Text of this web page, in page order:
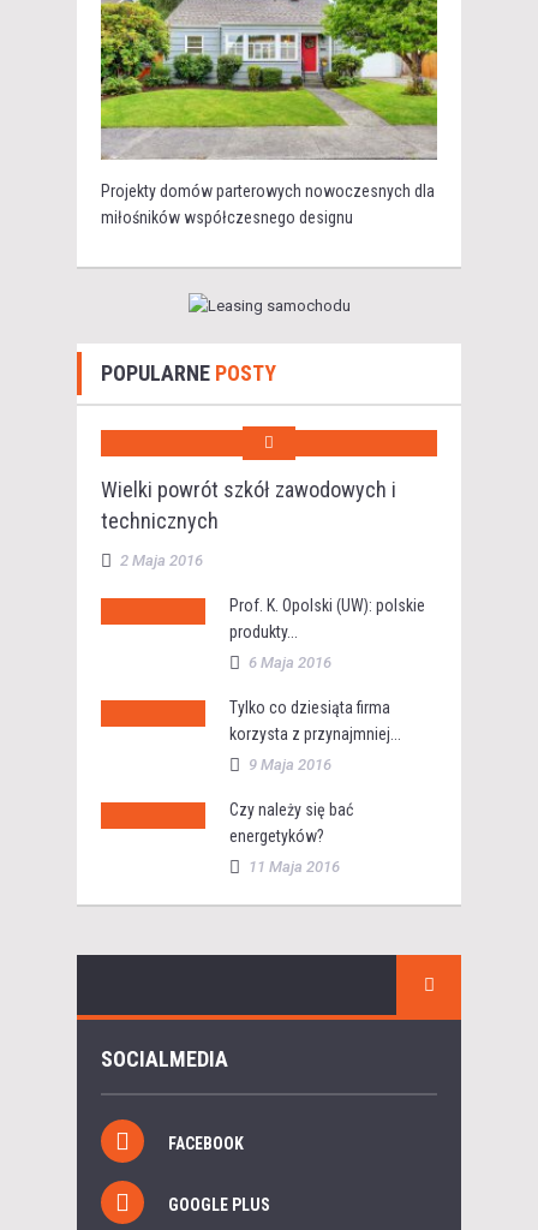
Projekty domów parterowych nowoczesnych dla
miłośników współczesnego designu
POPULARNE POSTY
Wielki powrót szkół zawodowych i
technicznych
2 Maja 2016
Prof. K. Opolski (UW): polskie
produkty...
6 Maja 2016
Tylko co dziesiąta firma
korzysta z przynajmniej...
9 Maja 2016
Czy należy się bać
energetyków?
11 Maja 2016
SOCIALMEDIA
FACEBOOK
GOOGLE PLUS